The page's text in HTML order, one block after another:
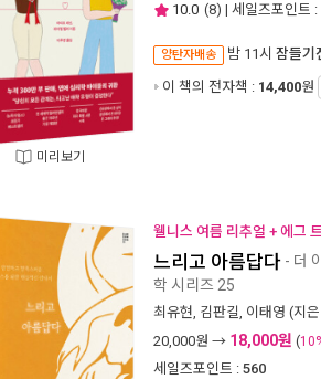
미리보기
10.0 (8) | 세일즈포인트 :
양탄자배송 밤 11시 잠들기
이 책의 전자책 : 14,400원
웰니스 여름 리추얼 + 에그
느리고 아름답다 - 더
학 시리즈 25
최유현, 김판길, 이태영 (지
20,000원 → 18,000원 (
세일즈포인트 : 560